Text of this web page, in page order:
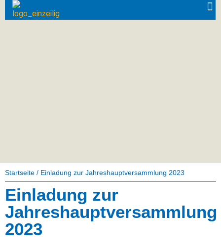
Startseite / Einladung zur Jahreshauptversammlung 2023
Einladung zur
Jahreshauptversammlung
2023